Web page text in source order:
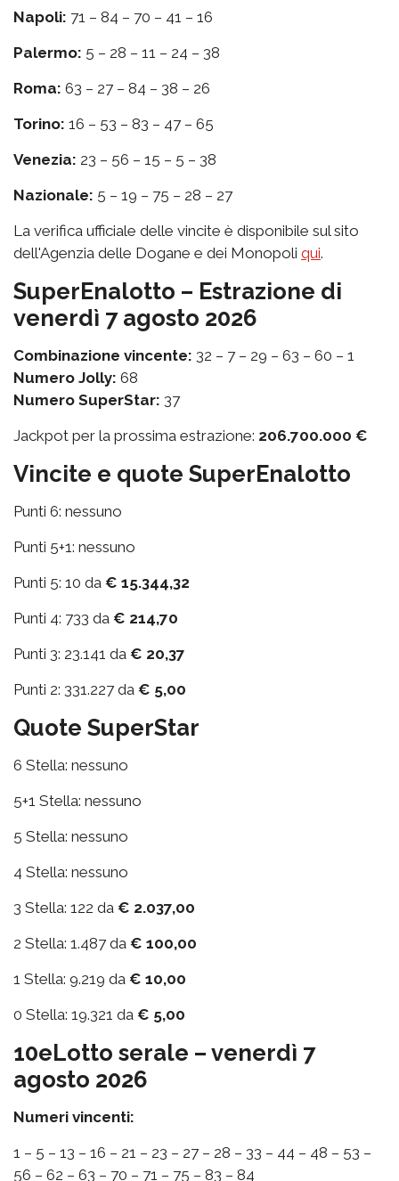
Napoli: 71 – 84 – 70 – 41 – 16
Palermo: 5 – 28 – 11 – 24 – 38
Roma: 63 – 27 – 84 – 38 – 26
Torino: 16 – 53 – 83 – 47 – 65
Venezia: 23 – 56 – 15 – 5 – 38
Nazionale: 5 – 19 – 75 – 28 – 27
La verifica ufficiale delle vincite è disponibile sul sito
dell'Agenzia delle Dogane e dei Monopoli qui.
SuperEnalotto – Estrazione di
venerdì 7 agosto 2026
Combinazione vincente: 32 – 7 – 29 – 63 – 60 – 1
Numero Jolly: 68
Numero SuperStar: 37
Jackpot per la prossima estrazione: 206.700.000 €
Vincite e quote SuperEnalotto
Punti 6: nessuno
Punti 5+1: nessuno
Punti 5: 10 da € 15.344,32
Punti 4: 733 da € 214,70
Punti 3: 23.141 da € 20,37
Punti 2: 331.227 da € 5,00
Quote SuperStar
6 Stella: nessuno
5+1 Stella: nessuno
5 Stella: nessuno
4 Stella: nessuno
3 Stella: 122 da € 2.037,00
2 Stella: 1.487 da € 100,00
1 Stella: 9.219 da € 10,00
0 Stella: 19.321 da € 5,00
10eLotto serale – venerdì 7
agosto 2026
Numeri vincenti:
1 – 5 – 13 – 16 – 21 – 23 – 27 – 28 – 33 – 44 – 48 – 53 –
56 – 62 – 63 – 70 – 71 – 75 – 83 – 84